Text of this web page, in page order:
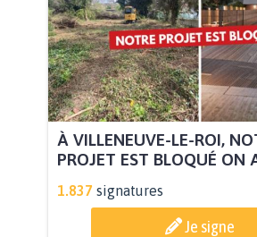
À VILLENEUVE-LE-ROI,
PROJET EST BLOQUÉ ON
1.837 signatures
Je signe